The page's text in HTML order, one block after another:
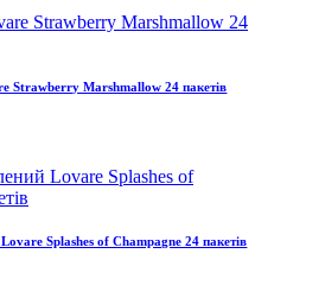
Strawberry Marshmallow 24 пакетів
Splashes of Champagne 24 пакетів